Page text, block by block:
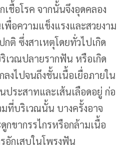
ชื้อโรค จากนั้นจึงอุดคลอง
อความแข็งแรงและสวยงาม
ติ ซึ่งสาเหตุโดยทั่วไปเกิด
เวณปลายรากฟัน หรือเกิด
ลงไปจนถึงชั้นเนื้อเยื่อภายใน
ระสาทและเส้นเลือดอยู่ ก่อ
ที่บริเวณนั้น บางครั้งอาจ
กขากรรไกรหรือกล้ามเนื้อ
อักเสบในโพรงฟัน